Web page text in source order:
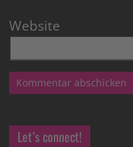
Website
Let’s connect!